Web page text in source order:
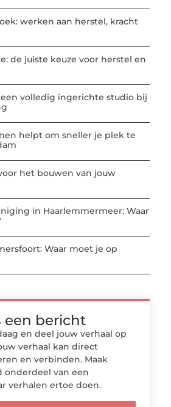
werken aan herstel, kracht
de juiste keuze voor herstel en
volledig ingerichte studio bij
helpt om sneller je plek te
het bouwen van jouw
in Haarlemmermeer: Waar
Waar moet je op
een bericht
en deel jouw verhaal op
verhaal kan direct
en verbinden. Maak
onderdeel van een
verhalen ertoe doen.